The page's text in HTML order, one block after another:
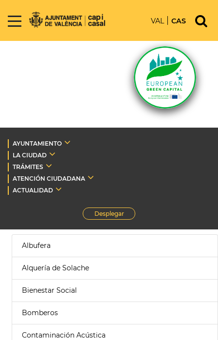
VAL CAS
AYUNTAMIENTO
LA CIUDAD
TRÁMITES
ATENCIÓN CIUDADANA
ACTUALIDAD
Desplegar
Albufera
Alquería de Solache
Bienestar Social
Bomberos
Contaminación Acústica